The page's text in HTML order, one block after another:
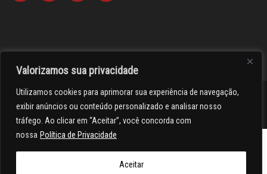
Valorizamos sua privacidade
Utilizamos cookies para aprimorar sua experiência de navegação,
exibir anúncios ou conteúdo personalizado e analisar nosso
tráfego. Ao clicar em “Aceitar”, você concorda com
nossa Política de Privacidade
Aceitar
><(((º> 17